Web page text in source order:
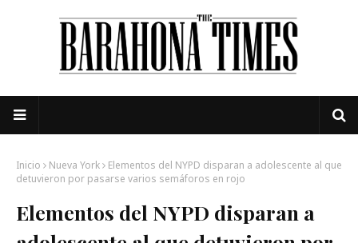
Inicio Nueva York
Elementos del NYPD disparan a adolescente al que
detuvieron por pasarse varios semáforos en rojo
Elementos del NYPD disparan a